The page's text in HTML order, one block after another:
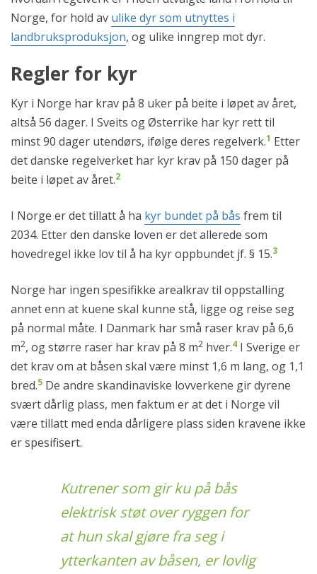
Norge, for hold av ulike dyr som utnyttes i
landbruksproduksjon, og ulike inngrep mot dyr.
Regler for kyr
Kyr i Norge har krav på 8 uker på beite i løpet av året,
altså 56 dager. I Sveits og Østerrike har kyr rett til
minst 90 dager utendørs, ifølge deres regelverk.1 Etter
det danske regelverket har kyr krav på 150 dager på
beite i løpet av året.2
I Norge er det tillatt å ha kyr bundet på bås frem til
2034. Etter den danske loven er det allerede som
hovedregel ikke lov til å ha kyr oppbundet jf. § 15.3
Norge har ingen spesifikke arealkrav til oppstalling
annet enn at kuene skal kunne stå, ligge og reise seg
på normal måte. I Danmark har små raser krav på 6,6
m2, og større raser har krav på 8 m2 hver.4 I Sverige er
det krav om at båsen skal være minst 1,6 m lang, og 1,1
bred.5 De andre skandinaviske lovverkene gir dyrene
svært dårlig plass, men faktum er at det i Norge vil
være tillatt med enda dårligere plass siden kravene ikke
er spesifisert.
Kutrener som gir ku på bås
elektrisk støt over ryggen for
at hun skal gjøre fra seg i
ytterkanten av båsen, er lovlig